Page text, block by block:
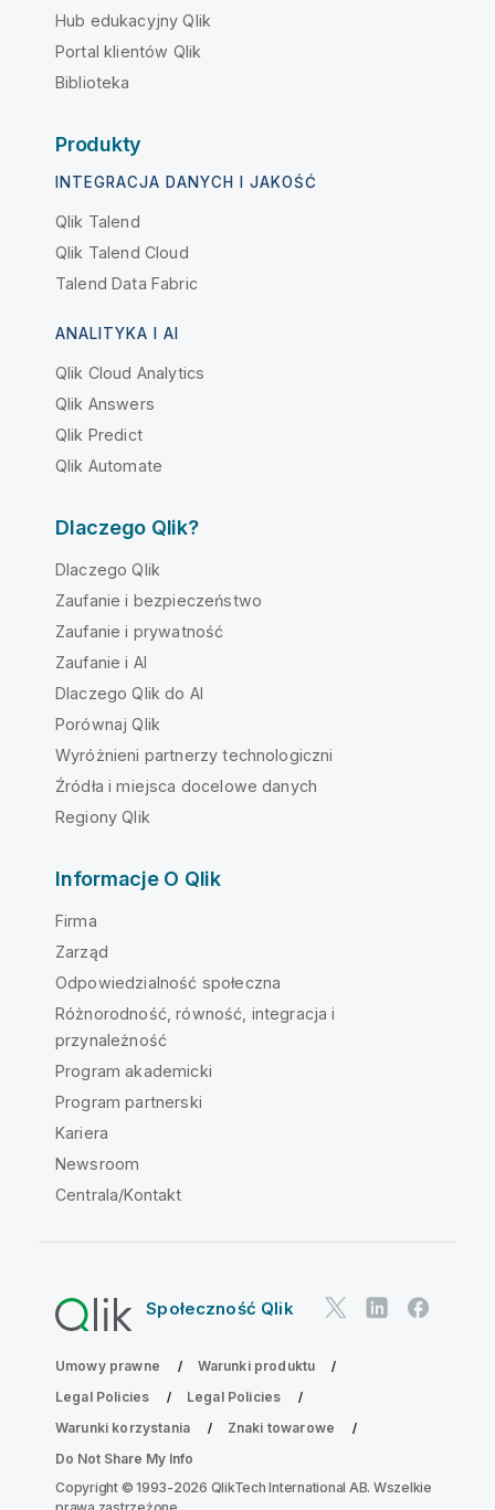
Hub edukacyjny Qlik
Portal klientów Qlik
Biblioteka
Produkty
INTEGRACJA DANYCH I JAKOŚĆ
Qlik Talend
Qlik Talend Cloud
Talend Data Fabric
ANALITYKA I AI
Qlik Cloud Analytics
Qlik Answers
Qlik Predict
Qlik Automate
Dlaczego Qlik?
Dlaczego Qlik
Zaufanie i bezpieczeństwo
Zaufanie i prywatność
Zaufanie i AI
Dlaczego Qlik do AI
Porównaj Qlik
Wyróżnieni partnerzy technologiczni
Źródła i miejsca docelowe danych
Regiony Qlik
Informacje O Qlik
Firma
Zarząd
Odpowiedzialność społeczna
Różnorodność, równość, integracja i
przynależność
Program akademicki
Program partnerski
Kariera
Newsroom
Centrala/Kontakt
Społeczność Qlik
Umowy prawne
Warunki produktu
Legal Policies
Legal Policies
Warunki korzystania
Znaki towarowe
Do Not Share My Info
Copyright © 1993-2026 QlikTech International AB. Wszelkie